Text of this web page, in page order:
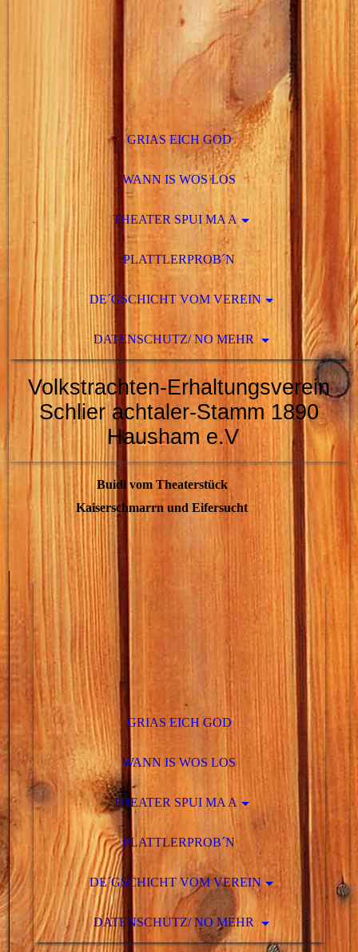
GRIAS EICH GOD
WANN IS WOS LOS
THEATER SPUI MA A
PLATTLERPROB´N
DE´GSCHICHT VOM VEREIN
DATENSCHUTZ/ NO MEHR
Volkstrachten-Erhaltungsverein
Schlier achtaler-Stamm 1890
Hausham e.V
Buidl vom Theaterstück
Kaiserschmarrn und Eifersucht
GRIAS EICH GOD
WANN IS WOS LOS
THEATER SPUI MA A
PLATTLERPROB´N
DE´GSCHICHT VOM VEREIN
DATENSCHUTZ/ NO MEHR